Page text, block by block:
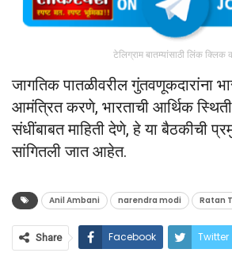
टेलिग्राम बातम्यांसाठी लिंक क्लिक
जागतिक पातळीवरील गुंतवणूकदारांना
आमंत्रित करणे, भारताची आर्थिक
संधींबाबत माहिती देणे, हे या बैठकीची
सांगितली जात आहेत.
Anil Ambani narendra modi Ratan
Share Facebook Twitter